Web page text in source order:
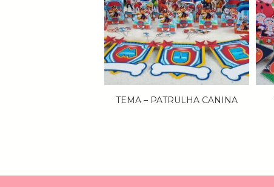
TEMA – PATRULHA CANINA